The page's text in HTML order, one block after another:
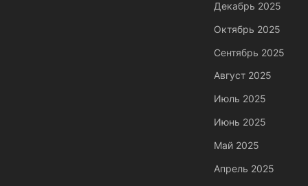
Декабрь 2025
Октябрь 2025
Сентябрь 2025
Август 2025
Июль 2025
Июнь 2025
Май 2025
Апрель 2025